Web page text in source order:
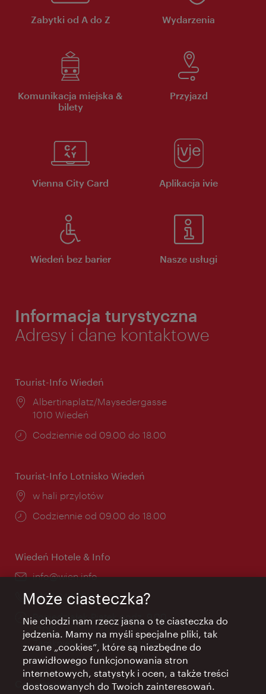
Zabytki od A do Z Wydarzenia
Komunikacja miejska &
bilety
Przyjazd
Vienna City Card Aplikacja ivie
Wiedeń bez barier Nasze usługi
Informacja turystyczna
Adresy i dane kontaktowe
Tourist-Info Wiedeń
Miejsce:
Albertinaplatz/Maysedergasse
1010 Wiedeń
Godziny
Codziennie od 09.00 do 18.00
Tourist-Info Lotnisko Wiedeń
Miejsce:
w hali przylotów
Godziny
Codziennie od 09.00 do 18.00
Wiedeń Hotele & Info
E-
info@wien.info
Telefon:
+43-1-24 555
Godziny
otwarcia:
Poniedziałek-Piątek godz. 9.00 -
17.00
Zamknięte w święta państwowe
Concierge AI Wiedeń
Może ciasteczka?
Nie chodzi nam rzecz jasna o te ciasteczka do
jedzenia. Mamy na myśli specjalne pliki, tak
zwane „cookies”, które są niezbędne do
prawidłowego funkcjonowania stron
internetowych, statystyk i ocen, a także treści
dostosowanych do Twoich zainteresowań.